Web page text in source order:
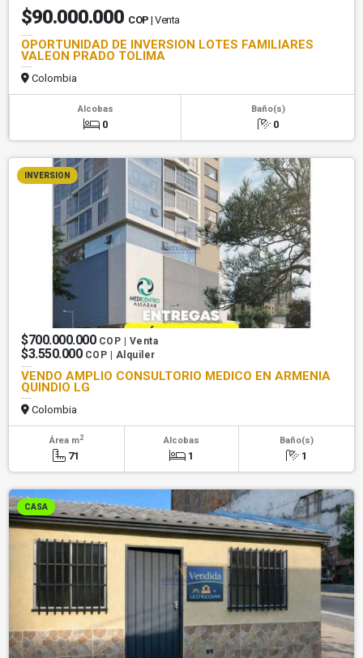
$90.000.000 COP | Venta
OPORTUNIDAD DE INVERSION LOTES FAMILIARES
VALEON PRADO TOLIMA
Colombia
Alcobas
0
Baño(s)
0
INVERSION
$700.000.000 COP | Venta
$3.550.000 COP | Alquiler
VENDO AMPLIO CONSULTORIO MEDICO EN ARMENIA
QUINDIO LG
Colombia
Área m2
71
Alcobas
1
Baño(s)
1
CASA